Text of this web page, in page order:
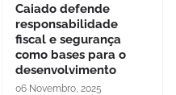
Caiado defende
responsabilidade
fiscal e segurança
como bases para o
desenvolvimento
06 Novembro, 2025